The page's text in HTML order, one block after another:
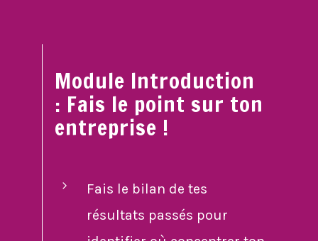
Module Introduction
: Fais le point sur ton
entreprise !
Fais le bilan de tes
résultats passés pour